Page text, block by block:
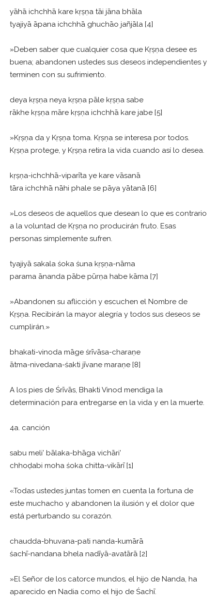
yāhā ichchhā kare kṛṣṇa tāi jāna bhāla
tyajiyā āpana ichchhā ghuchāo jañjāla [4]
»Deben saber que cualquier cosa que Kṛṣṇa desee es
buena; abandonen ustedes sus deseos independientes y
terminen con su sufrimiento.
deya kṛṣṇa neya kṛṣṇa pāle kṛṣṇa sabe
rākhe kṛṣṇa māre kṛṣṇa ichchhā kare jabe [5]
»Kṛṣṇa da y Kṛṣṇa toma. Kṛṣṇa se interesa por todos.
Kṛṣṇa protege, y Kṛṣṇa retira la vida cuando así lo desea.
kṛṣṇa-ichchhā-viparīta ye kare vāsanā
tāra ichchhā nāhi phale se pāya yātanā [6]
»Los deseos de aquellos que desean lo que es contrario
a la voluntad de Kṛṣṇa no producirán fruto. Esas
personas simplemente sufren.
tyajiyā sakala śoka śuna kṛṣṇa-nāma
parama ānanda pābe pūrṇa habe kāma [7]
»Abandonen su aflicción y escuchen el Nombre de
Kṛṣṇa. Recibirán la mayor alegría y todos sus deseos se
cumplirán.»
bhakati-vinoda māge śrīvāsa-charaṇe
ātma-nivedana-śakti jīvane maraṇe [8]
A los pies de Śrīvās, Bhakti Vinod mendiga la
determinación para entregarse en la vida y en la muerte.
4a. canción
sabu meli’ bālaka-bhāga vichāri’
chhoḍabi moha śoka chitta-vikārī [1]
«Todas ustedes juntas tomen en cuenta la fortuna de
este muchacho y abandonen la ilusión y el dolor que
está perturbando su corazón.
chaudda-bhuvana-pati nanda-kumārā
śachī-nandana bhela nadīyā-avatārā [2]
»El Señor de los catorce mundos, el hijo de Nanda, ha
aparecido en Nadia como el hijo de Śachī.